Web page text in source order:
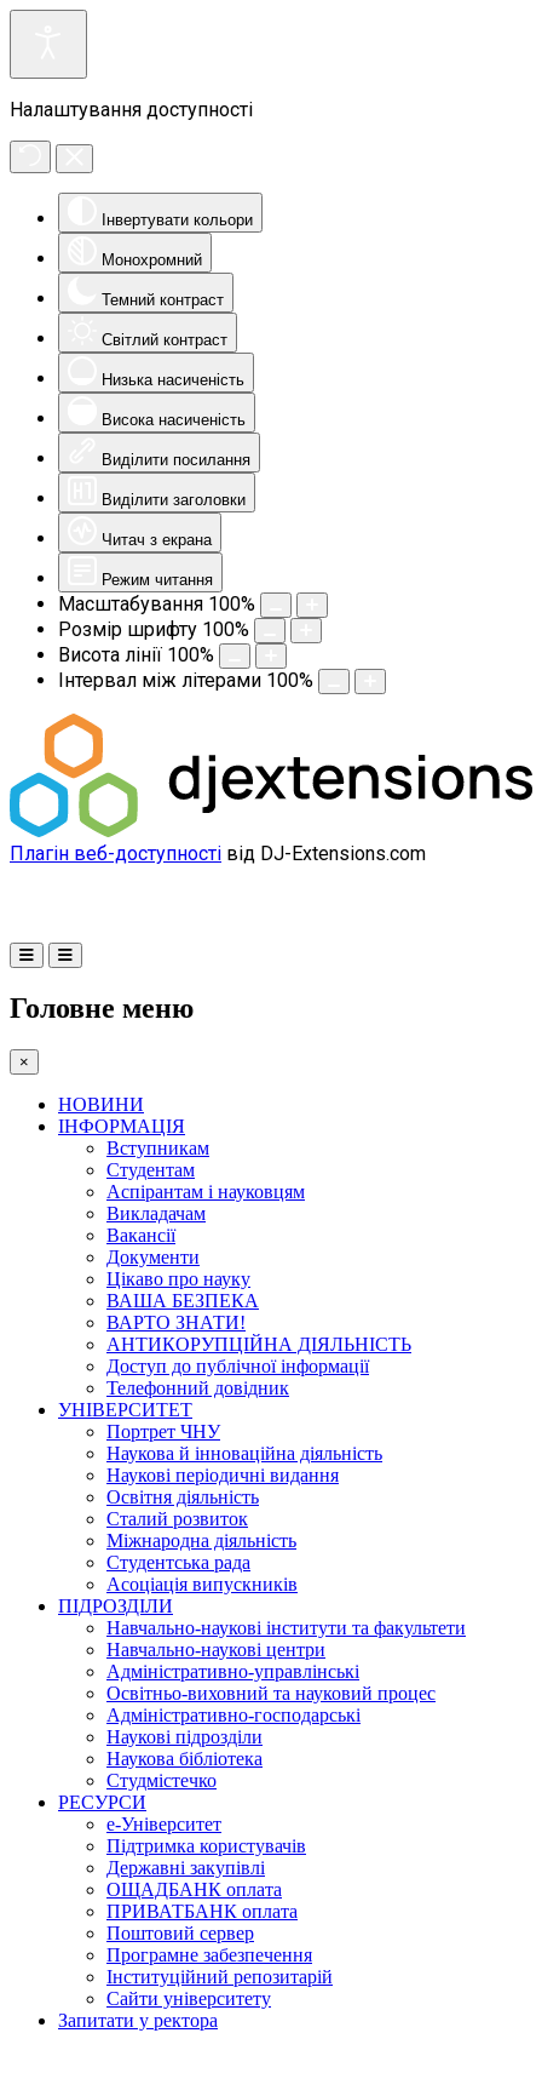
Налаштування доступності
Інвертувати кольори
Монохромний
Темний контраст
Світлий контраст
Низька насиченість
Висока насиченість
Виділити посилання
Виділити заголовки
Читач з екрана
Режим читання
Масштабування 100%
Розмір шрифту 100%
Висота лінії 100%
Інтервал між літерами 100%
Плагін веб-доступності від DJ-Extensions.com
Головне меню
×
НОВИНИ
ІНФОРМАЦІЯ
Вступникам
Студентам
Аспірантам і науковцям
Викладачам
Вакансії
Документи
Цікаво про науку
ВАША БЕЗПЕКА
ВАРТО ЗНАТИ!
АНТИКОРУПЦІЙНА ДІЯЛЬНІСТЬ
Доступ до публічної інформації
Телефонний довідник
УНІВЕРСИТЕТ
Портрет ЧНУ
Наукова й інноваційна діяльність
Наукові періодичні видання
Освітня діяльність
Сталий розвиток
Міжнародна діяльність
Студентська рада
Асоціація випускників
ПІДРОЗДІЛИ
Навчально-наукові інститути та факультети
Навчально-наукові центри
Адміністративно-управлінські
Освітньо-виховний та науковий процес
Адміністративно-господарські
Наукові підрозділи
Наукова бібліотека
Студмістечко
РЕСУРСИ
е-Університет
Підтримка користувачів
Державні закупівлі
ОЩАДБАНК оплата
ПРИВАТБАНК оплата
Поштовий сервер
Програмне забезпечення
Інституційний репозитарій
Сайти університету
Запитати у ректора